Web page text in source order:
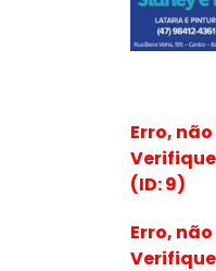
Erro,
(ID: 9)
Erro,